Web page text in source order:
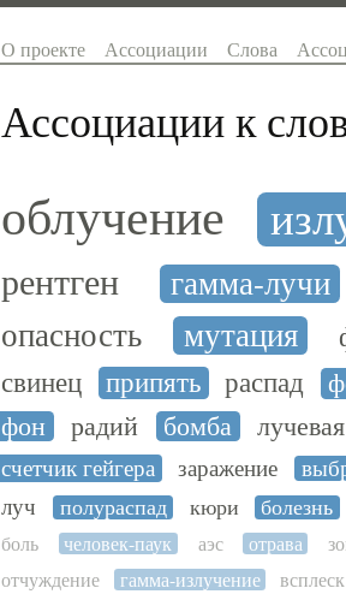
О проекте Ассоциации Слова
Ассоциации к
облучение
рентген гамма-лучи
опасность
мутация
свинец
припять распад
фон
радий бомба
счетчик гейгера заражение
луч
полураспад кюри болезнь
боль
человек-паук аэс отрава
отчуждение
гамма-излучение всплеск